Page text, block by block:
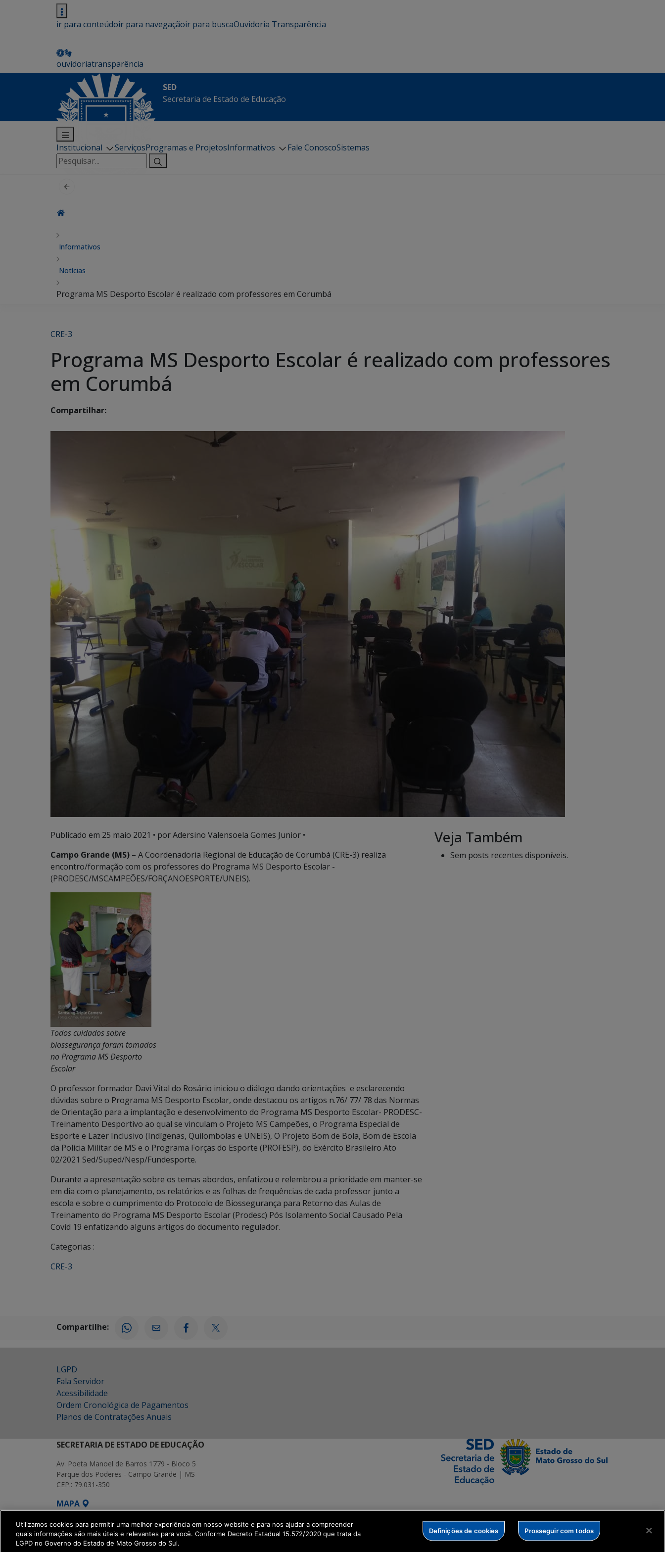
ir para conteúdoir para navegaçãoir para buscaOuvidoria Transparência
ouvidoriatransparência
SED
Secretaria de Estado de Educação
Institucional ServiçosProgramas e ProjetosInformativos Fale ConoscoSistemas
Pesquisar
por:
Informativos
Notícias
Programa MS Desporto Escolar é realizado com professores em Corumbá
CRE-3
Programa MS Desporto Escolar é realizado com professores
em Corumbá
Compartilhar:
Publicado em 25 maio 2021 • por Adersino Valensoela Gomes Junior •
Campo Grande (MS) – A Coordenadoria Regional de Educação de Corumbá (CRE-3) realiza
encontro/formação com os professores do Programa MS Desporto Escolar -
(PRODESC/MSCAMPEÕES/FORÇANOESPORTE/UNEIS).
Todos cuidados sobre
biossegurança foram tomados
no Programa MS Desporto
Escolar
O professor formador Davi Vital do Rosário iniciou o diálogo dando orientações e esclarecendo
dúvidas sobre o Programa MS Desporto Escolar, onde destacou os artigos n.76/ 77/ 78 das Normas
de Orientação para a implantação e desenvolvimento do Programa MS Desporto Escolar- PRODESC-
Treinamento Desportivo ao qual se vinculam o Projeto MS Campeões, o Programa Especial de
Esporte e Lazer Inclusivo (Indígenas, Quilombolas e UNEIS), O Projeto Bom de Bola, Bom de Escola
da Policia Militar de MS e o Programa Forças do Esporte (PROFESP), do Exército Brasileiro Ato
02/2021 Sed/Suped/Nesp/Fundesporte.
Durante a apresentação sobre os temas abordos, enfatizou e relembrou a prioridade em manter-se
em dia com o planejamento, os relatórios e as folhas de frequências de cada professor junto a
escola e sobre o cumprimento do Protocolo de Biossegurança para Retorno das Aulas de
Treinamento do Programa MS Desporto Escolar (Prodesc) Pós Isolamento Social Causado Pela
Covid 19 enfatizando alguns artigos do documento regulador.
Categorias :
CRE-3
Veja Também
Sem posts recentes disponíveis.
Compartilhe:
LGPD
Fala Servidor
Acessibilidade
Ordem Cronológica de Pagamentos
Planos de Contratações Anuais
SECRETARIA DE ESTADO DE EDUCAÇÃO
Av. Poeta Manoel de Barros 1779 - Bloco 5
Parque dos Poderes - Campo Grande | MS
CEP.: 79.031-350
MAPA
SETDIG | Secretaria-Executiva de Transformação Digital
get_footer();
Utilizamos cookies para permitir uma melhor experiência em nosso website e para nos ajudar a compreender
quais informações são mais úteis e relevantes para você. Conforme Decreto Estadual 15.572/2020 que trata da
LGPD no Governo do Estado de Mato Grosso do Sul.
Definições de cookies Prosseguir com todos